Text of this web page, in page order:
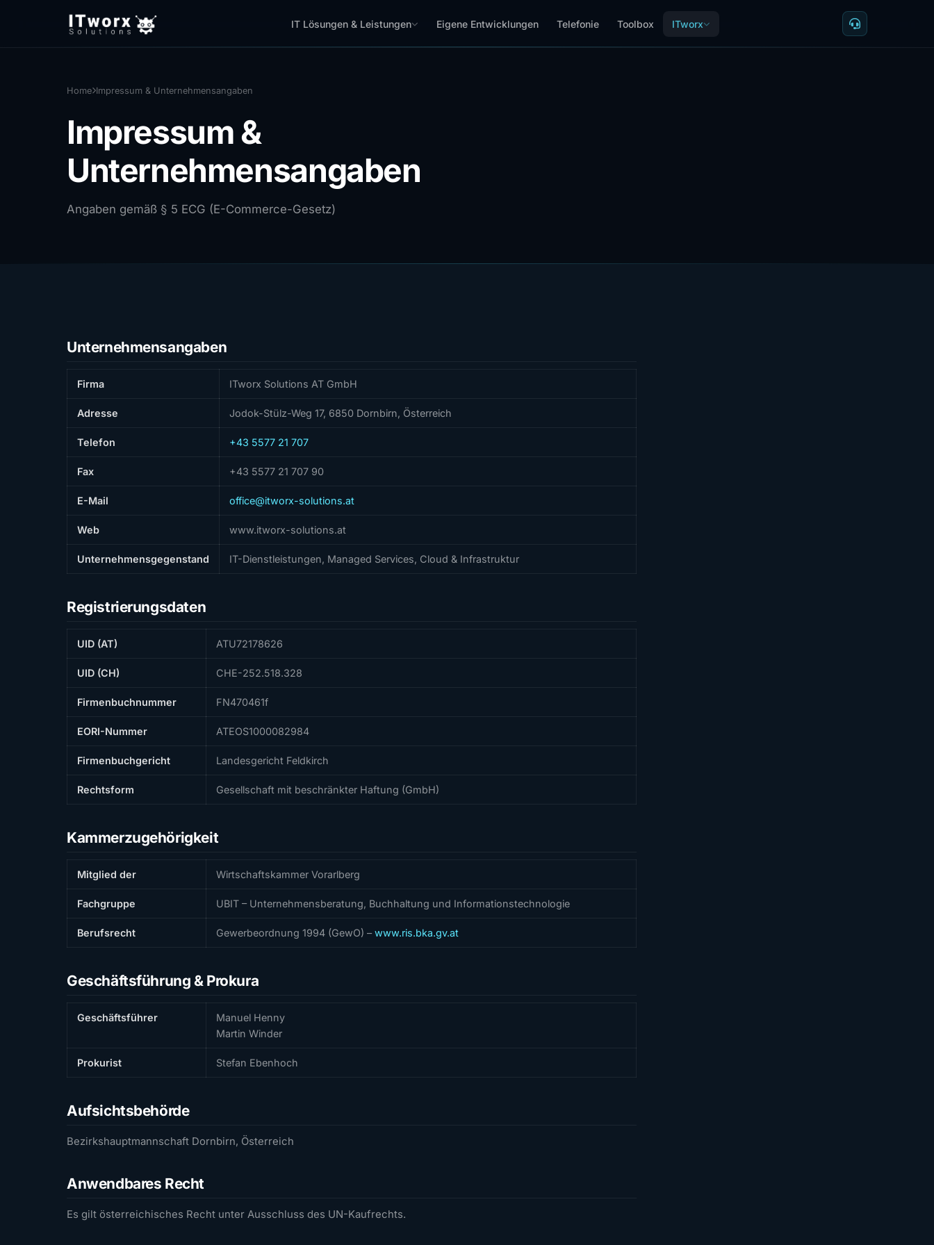
IT Lösungen & Leistungen Eigene Entwicklungen Telefonie Toolbox ITworx
Home Impressum & Unternehmensangaben
Impressum &
Unternehmensangaben
Angaben gemäß § 5 ECG (E-Commerce-Gesetz)
Unternehmensangaben
Firma ITworx Solutions AT GmbH
Adresse Jodok-Stülz-Weg 17, 6850 Dornbirn, Österreich
Telefon +43 5577 21 707
Fax +43 5577 21 707 90
E-Mail office@itworx-solutions.at
Web www.itworx-solutions.at
Unternehmensgegenstand IT-Dienstleistungen, Managed Services, Cloud & Infrastruktur
Registrierungsdaten
UID (AT) ATU72178626
UID (CH) CHE-252.518.328
Firmenbuchnummer FN470461f
EORI-Nummer ATEOS1000082984
Firmenbuchgericht Landesgericht Feldkirch
Rechtsform Gesellschaft mit beschränkter Haftung (GmbH)
Kammerzugehörigkeit
Mitglied der Wirtschaftskammer Vorarlberg
Fachgruppe UBIT – Unternehmensberatung, Buchhaltung und Informationstechnologie
Berufsrecht Gewerbeordnung 1994 (GewO) –www.ris.bka.gv.at
Geschäftsführung & Prokura
Geschäftsführer
Manuel Henny
Martin Winder
Prokurist Stefan Ebenhoch
Aufsichtsbehörde
Bezirkshauptmannschaft Dornbirn, Österreich
Anwendbares Recht
Es gilt österreichisches Recht unter Ausschluss des UN-Kaufrechts.